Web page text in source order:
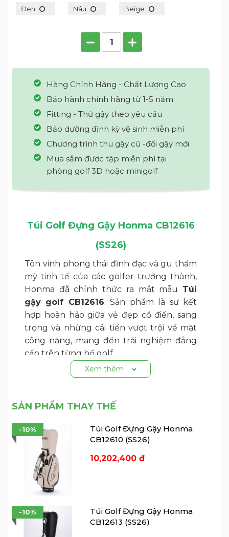
Đen Nâu Beige
Hàng Chính Hãng - Chất Lượng Cao
Bảo hành chính hãng từ 1-5 năm
Fitting - Thử gậy theo yêu cầu
Bảo dưỡng định kỳ vệ sinh miễn phí
Chương trình thu gậy cũ -đổi gậy mới
Mua sắm được tập miễn phí tại
phòng golf 3D hoặc minigolf
Túi Golf Đựng Gậy Honma CB12616
(SS26)
Tôn vinh phong thái đĩnh đạc và gu thẩm
mỹ tinh tế của các golfer trưởng thành,
Honma đã chính thức ra mắt mẫu Túi
gậy golf CB12616. Sản phẩm là sự kết
hợp hoàn hảo giữa vẻ đẹp cổ điển, sang
trọng và những cải tiến vượt trội về mặt
công năng, mang đến trải nghiệm đẳng
cấp trên từng hố golf.
Hiện tại, siêu phẩm này đang được phân
màu sắc thời thượng: Be (Beige), Đen
1. Dấu Ấn Thiết Kế Đậm Chất "Quý
Ông"
Khác biệt hoàn toàn với các dòng túi thể
thao thông thường, Honma CB12616
chinh phục người nhìn ngay từ ánh mắt
đầu tiên nhờ bề mặt chất liệu độc đáo.
Chất liệu giả đan lưới (Woven-like
Xem thêm
SẢN PHẨM THAY THẾ
Túi Golf Đựng Gậy Honma
CB12610 (SS26)
10,202,400 đ
-10%
Túi Golf Đựng Gậy Honma
CB12613 (SS26)
-10%